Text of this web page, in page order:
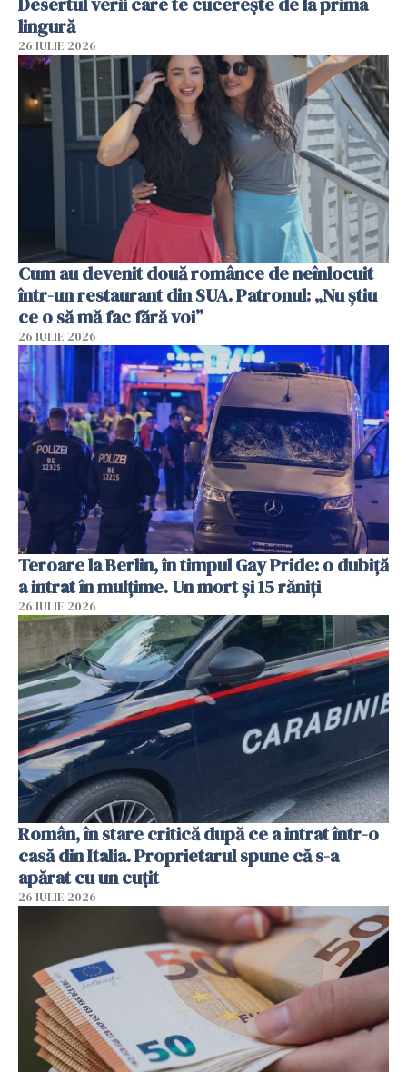
lingură
26 IULIE 2026
Cum au devenit două românce de neînlocuit
într-un restaurant din SUA. Patronul: „Nu știu
ce o să mă fac fără voi”
26 IULIE 2026
Teroare la Berlin, în timpul Gay Pride: o dubiță
a intrat în mulțime. Un mort și 15 răniți
26 IULIE 2026
Român, în stare critică după ce a intrat într-o
casă din Italia. Proprietarul spune că s-a
apărat cu un cuțit
26 IULIE 2026